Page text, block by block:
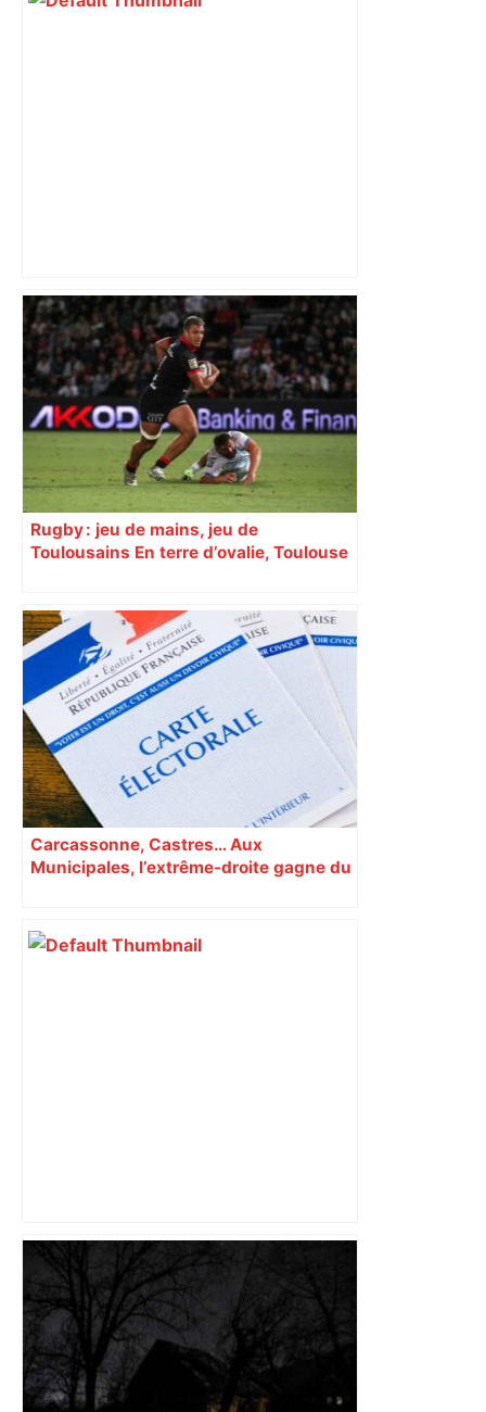
Top 14. Damian Penaud : une
prestation contre Toulouse qui recentre
le debat – Actu.fr
Rugby : jeu de mains, jeu de
Toulousains En terre d’ovalie, Toulouse
revendiquant surtout son art du jeu en
mouvement, vif et spectaculaire.
Décryptage. Série (4 / 10)
Carcassonne, Castres… Aux
Municipales, l’extrême-droite gagne du
Capilla en bleu ciel pour combien de
temps encore ? Toulouse et l'UBB aux
aguets – Rugbynistere